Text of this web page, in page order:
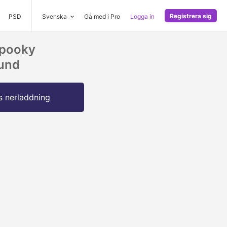
PSD Svenska Gå med i Pro Logga in Registrera sig
nerladdning